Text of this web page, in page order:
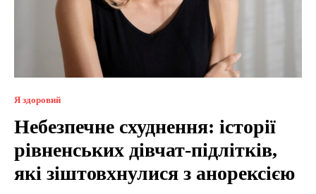
Я здоровий
Небезпечне схуднення: історії
рівненських дівчат-підлітків,
які зіштовхнулися з анорексією